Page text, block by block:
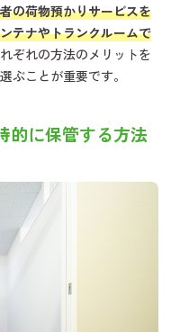
の荷物預かりサービスを
テナやトランクルームで
ぞれの方法のメリットを
ぶことが重要です。
的に保管する方法